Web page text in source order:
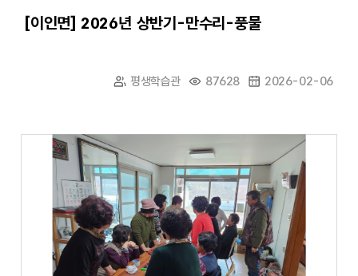
[이인면] 2026년 상반기-만수리-풍물
평생학습관 87628 2026-02-06